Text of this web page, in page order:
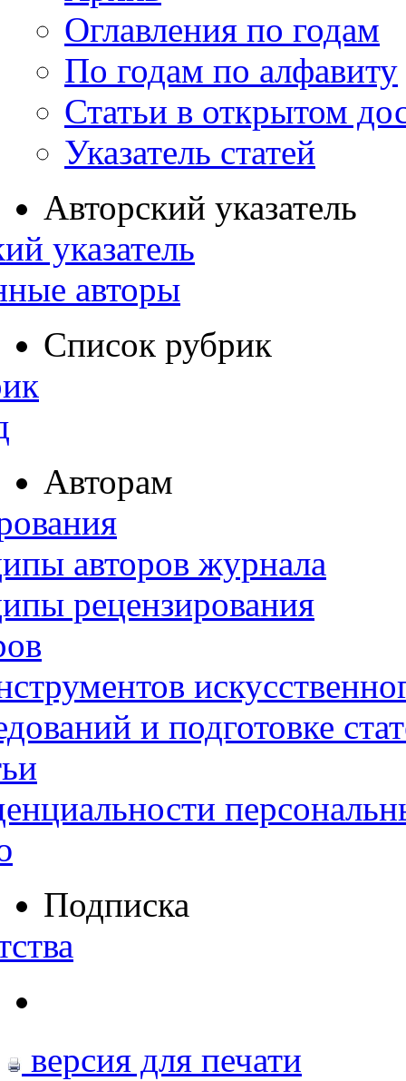
Оглавления по годам
По годам по алфавиту
Статьи в открытом
Указатель статей
Авторский указатель
указатель
авторы
Список рубрик
Авторам
авторов журнала
рецензирования
и подготовке
Подписка
версия для печати